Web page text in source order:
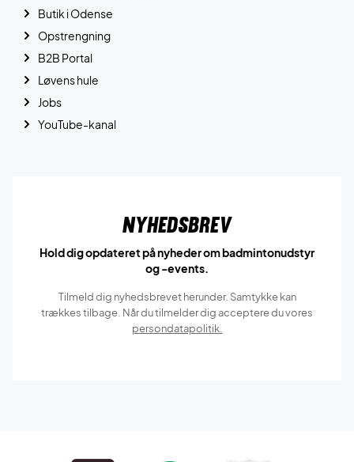
Butik i Odense
Opstrengning
B2B Portal
Løvens hule
Jobs
YouTube-kanal
Nyhedsbrev
Hold dig opdateret på nyheder om badmintonudstyr
og -events.
Tilmeld dig nyhedsbrevet herunder. Samtykke kan
trækkes tilbage. Når du tilmelder dig acceptere du vores
persondatapolitik.